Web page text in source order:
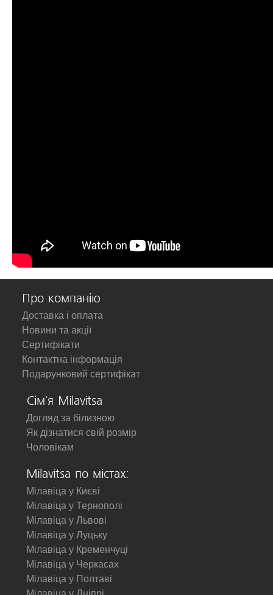
Про компанію
Доставка і оплата
Новини та акції
Сертифікати
Контактна інформація
Подарунковий сертифікат
Сім'я Milavitsa
Догляд за білизною
Як дізнатися свій розмір
Чоловікам
Milavitsa по містах:
Мілавіца у Києві
Мілавіца у Тернополі
Мілавіца у Львові
Мілавіца у Луцьку
Мілавіца у Кременчуці
Мілавіца у Черкасах
Мілавіца у Полтаві